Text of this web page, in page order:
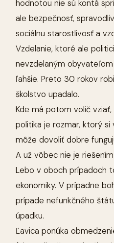
hodnotou nie sú kontá
ale bezpečnosť,
sociálnu starostlivosť a
Vzdelanie, ktoré ale
nevzdelaným
ľahšie. Preto 30 rokov
školstvo upadalo.
Kde má potom volič
politika je rozmar, ktorý
môže dovoliť dobre
A už vôbec nie je
Lebo v oboch prípadoch
ekonomiky. V prípadne
prípade nefunkčného
úpadku.
Ľavica ponúka